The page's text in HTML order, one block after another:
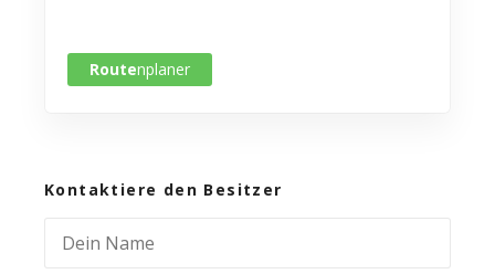
Routenplaner
Kontaktiere den Besitzer